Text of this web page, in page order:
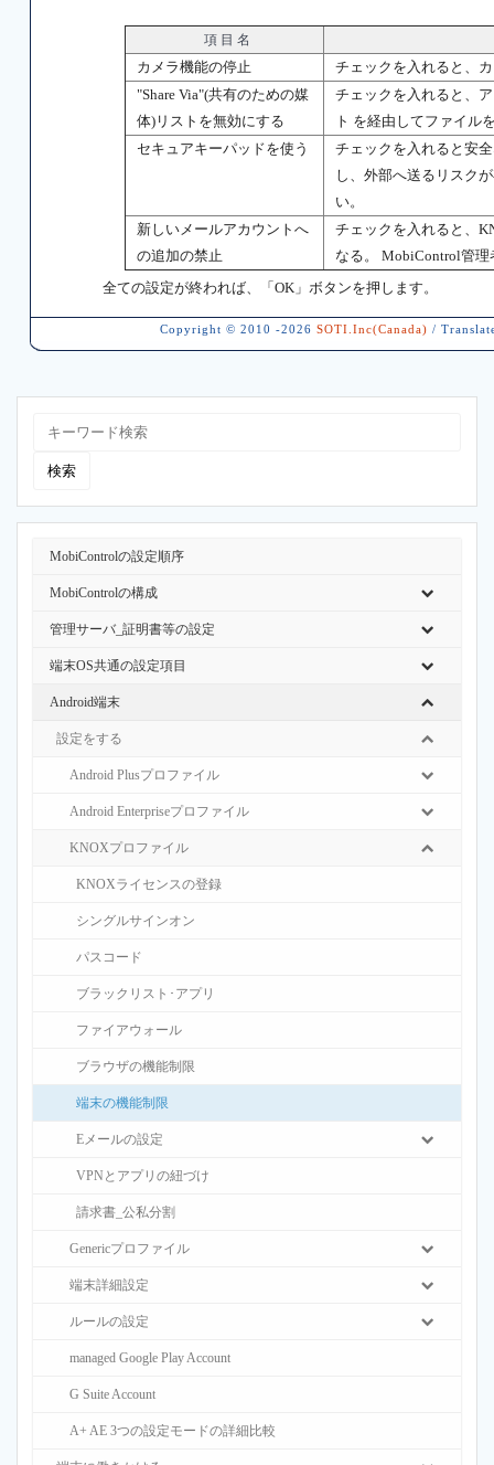
MobiControlの設定順序
MobiControlの構成
管理サーバ_証明書等の設定
端末OS共通の設定項目
Android端末
設定をする
Android Plusプロファイル
Android Enterpriseプロファイル
KNOXプロファイル
KNOXライセンスの登録
シングルサインオン
パスコード
ブラックリスト･アプリ
ファイアウォール
ブラウザの機能制限
端末の機能制限
Eメールの設定
VPNとアプリの紐づけ
請求書_公私分割
Genericプロファイル
端末詳細設定
ルールの設定
managed Google Play Account
G Suite Account
A+ AE 3つの設定モードの詳細比較
項 目 名
カメラ機能の停止
チェックを入れると、
"Share Via"(共有のための媒
体)リストを無効にする
チェックを入れると、
ト を経由してファイル
セキュアキーパッドを使う
チェックを入れると安
し、外部へ送るリスク
い。
新しいメールアカウントへ
の追加の禁止
チェックを入れると、
なる。 MobiControl管
全ての設定が終われば、「OK」ボタンを押します。
Copyright © 2010 -2026 SOTI.Inc(Canada) /